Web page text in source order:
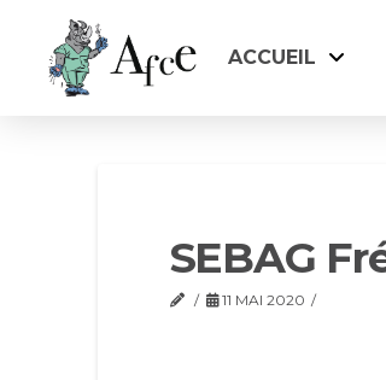
ACCUEIL
SEBAG
11 MAI 2020